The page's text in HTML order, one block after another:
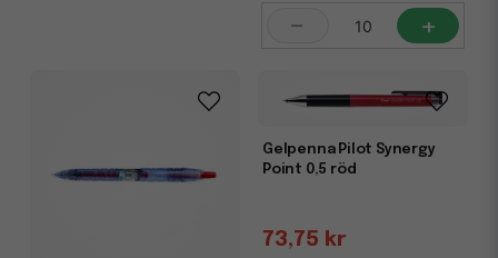
- +
Gelpenna Pilot Synergy
Point 0,5 röd
73,75 kr